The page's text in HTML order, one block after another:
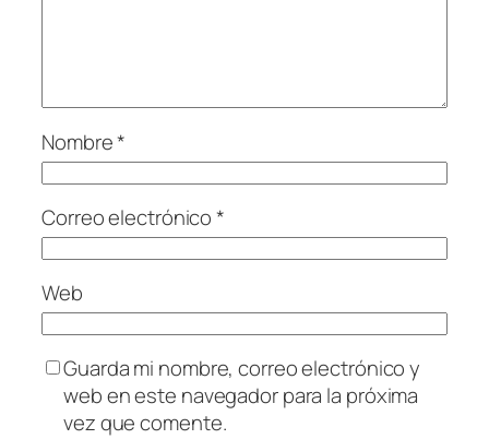
Nombre*
Correo electrónico*
Web
Guarda mi nombre, correo electrónico y
web en este navegador para la próxima
vez que comente.